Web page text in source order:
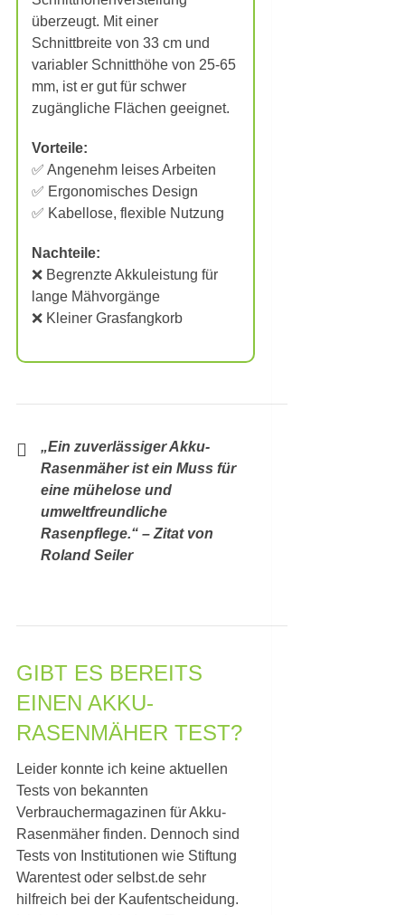
überzeugt. Mit einer
Schnittbreite von 33 cm und
variabler Schnitthöhe von 25-65
mm, ist er gut für schwer
zugängliche Flächen geeignet.
Vorteile:
✅ Angenehm leises Arbeiten
✅ Ergonomisches Design
✅ Kabellose, flexible Nutzung
Nachteile:
❌ Begrenzte Akkuleistung für
lange Mähvorgänge
❌ Kleiner Grasfangkorb
„Ein zuverlässiger Akku-
Rasenmäher ist ein Muss für
eine mühelose und
umweltfreundliche
Rasenpflege.“ – Zitat von
Roland Seiler
GIBT ES BEREITS
EINEN AKKU-
RASENMÄHER TEST?
Leider konnte ich keine aktuellen
Tests von bekannten
Verbrauchermagazinen für Akku-
Rasenmäher finden. Dennoch sind
Tests von Institutionen wie Stiftung
Warentest oder selbst.de sehr
hilfreich bei der Kaufentscheidung.